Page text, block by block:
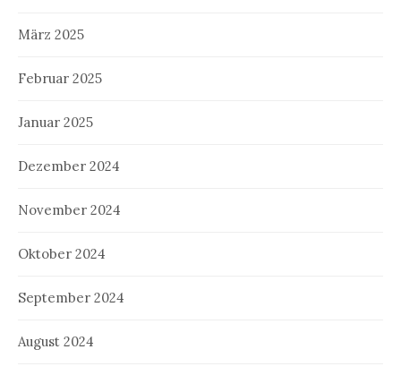
März 2025
Februar 2025
Januar 2025
Dezember 2024
November 2024
Oktober 2024
September 2024
August 2024